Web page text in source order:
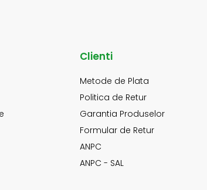
Clienti
Metode de Plata
Politica de Retur
Garantia Produselor
Formular de Retur
ANPC
ANPC - SAL